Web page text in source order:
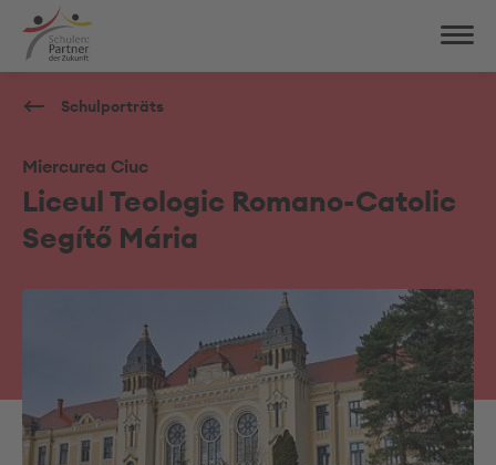
Schulporträts
Miercurea Ciuc
Liceul Teologic Romano-Catolic
Segítő Mária